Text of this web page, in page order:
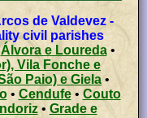
de Valdevez -
civil parishes
Álvora e Loureda•
Vila Fonche e
Paio) e Giela•
• Cendufe• Couto
• Grade e